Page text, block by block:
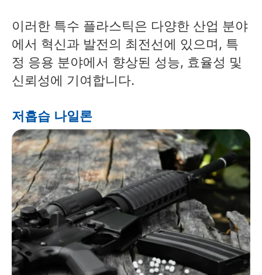
이러한 특수 플라스틱은 다양한 산업 분야
에서 혁신과 발전의 최전선에 있으며, 특
정 응용 분야에서 향상된 성능, 효율성 및
신뢰성에 기여합니다.
저흡습 나일론